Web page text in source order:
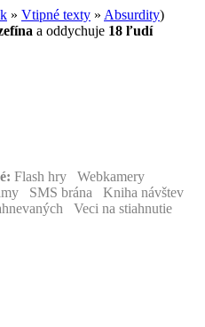
» Vtipné texty » Absurdity)
a oddychuje 18 ľudí
Flash hry Webkamery
SMS brána Kniha návštev
Veci na stiahnutie